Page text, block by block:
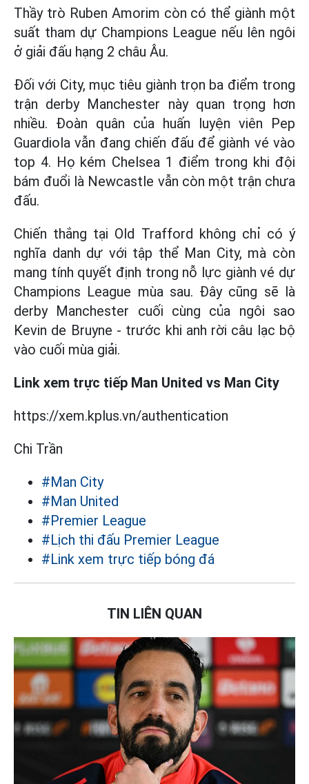
Thầy trò Ruben Amorim còn có thể giành một
suất tham dự Champions League nếu lên ngôi
ở giải đấu hạng 2 châu Âu.
Đối với City, mục tiêu giành trọn ba điểm trong
trận derby Manchester này quan trọng hơn
nhiều. Đoàn quân của huấn luyện viên Pep
Guardiola vẫn đang chiến đấu để giành vé vào
top 4. Họ kém Chelsea 1 điểm trong khi đội
bám đuổi là Newcastle vẫn còn một trận chưa
đấu.
Chiến thắng tại Old Trafford không chỉ có ý
nghĩa danh dự với tập thể Man City, mà còn
mang tính quyết định trong nỗ lực giành vé dự
Champions League mùa sau. Đây cũng sẽ là
derby Manchester cuối cùng của ngôi sao
Kevin de Bruyne - trước khi anh rời câu lạc bộ
vào cuối mùa giải.
Link xem trực tiếp Man United vs Man City
https://xem.kplus.vn/authentication
Chi Trần
#Man City
#Man United
#Premier League
#Lịch thi đấu Premier League
#Link xem trực tiếp bóng đá
TIN LIÊN QUAN